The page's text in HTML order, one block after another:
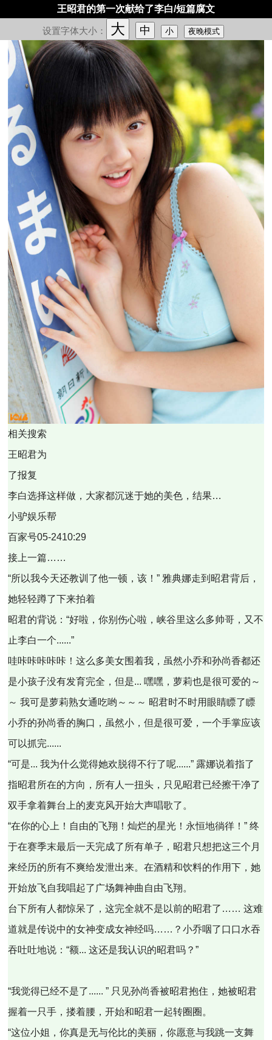
王昭君的第一次献给了李白/短篇腐文
设置字体大小： 大 中 小 夜晚模式
相关搜索
王昭君为
了报复
李白选择这样做，大家都沉迷于她的美色，结果…
小驴娱乐帮
百家号05-2410:29
接上一篇……
“所以我今天还教训了他一顿，该！” 雅典娜走到昭君背后，
她轻轻蹲了下来拍着
昭君的背说：“好啦，你别伤心啦，峡谷里这么多帅哥，又不
止李白一个......”
哇咔咔咔咔咔！这么多美女围着我，虽然小乔和孙尚香都还
是小孩子没有发育完全，但是... 嘿嘿，萝莉也是很可爱的～
～ 我可是萝莉熟女通吃哟～～～ 昭君时不时用眼睛瞟了瞟
小乔的孙尚香的胸口，虽然小，但是很可爱，一个手掌应该
可以抓完......
“可是... 我为什么觉得她欢脱得不行了呢......” 露娜说着指了
指昭君所在的方向，所有人一扭头，只见昭君已经擦干净了
双手拿着舞台上的麦克风开始大声唱歌了。
“在你的心上！自由的飞翔！灿烂的星光！永恒地徜徉！” 终
于在赛季末最后一天完成了所有单子，昭君只想把这三个月
来经历的所有不爽给发泄出来。在酒精和饮料的作用下，她
开始放飞自我唱起了广场舞神曲自由飞翔。
台下所有人都惊呆了，这完全就不是以前的昭君了…… 这难
道就是传说中的女神变成女神经吗……？小乔咽了口口水吞
吞吐吐地说：“额... 这还是我认识的昭君吗？”
“我觉得已经不是了...... ” 只见孙尚香被昭君抱住，她被昭君
握着一只手，搂着腰，开始和昭君一起转圈圈。
“这位小姐，你真是无与伦比的美丽，你愿意与我跳一支舞